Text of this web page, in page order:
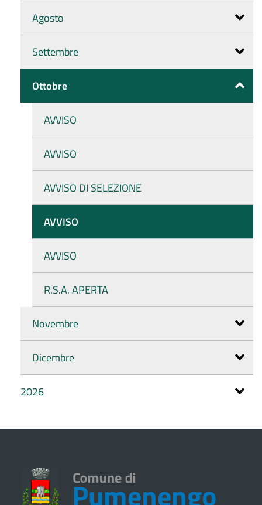
Agosto
Settembre
Ottobre
AVVISO
AVVISO
AVVISO DI SELEZIONE
AVVISO
AVVISO
R.S.A. APERTA
Novembre
Dicembre
2026